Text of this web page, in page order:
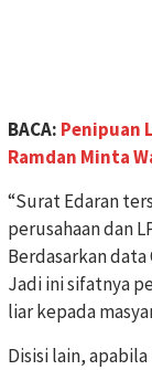
BACA: Penipuan
Ramdan Minta
“Surat Edaran
perusahaan dan
Berdasarkan data
Jadi ini sifatnya
liar kepada
Disisi lain,